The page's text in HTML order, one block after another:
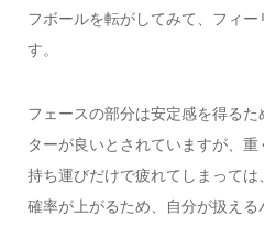
フボールを転がしてみて、フィ
す。
フェースの部分は安定感を得る
ターが良いとされていますが、重
持ち運びだけで疲れてしまって
確率が上がるため、自分が扱え